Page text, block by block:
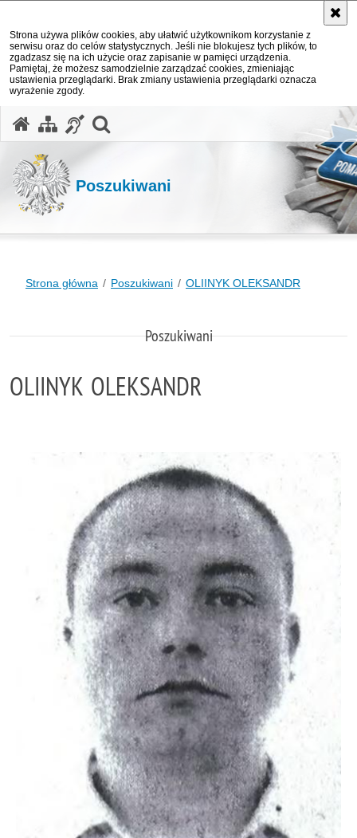
Strona używa plików cookies, aby ułatwić użytkownikom korzystanie z
serwisu oraz do celów statystycznych. Jeśli nie blokujesz tych plików, to
zgadzasz się na ich użycie oraz zapisanie w pamięci urządzenia.
Pamiętaj, że możesz samodzielnie zarządzać cookies, zmieniając
ustawienia przeglądarki. Brak zmiany ustawienia przeglądarki oznacza
wyrażenie zgody.
Poszukiwani
Strona główna Poszukiwani OLIINYK OLEKSANDR
Poszukiwani
OLIINYK OLEKSANDR